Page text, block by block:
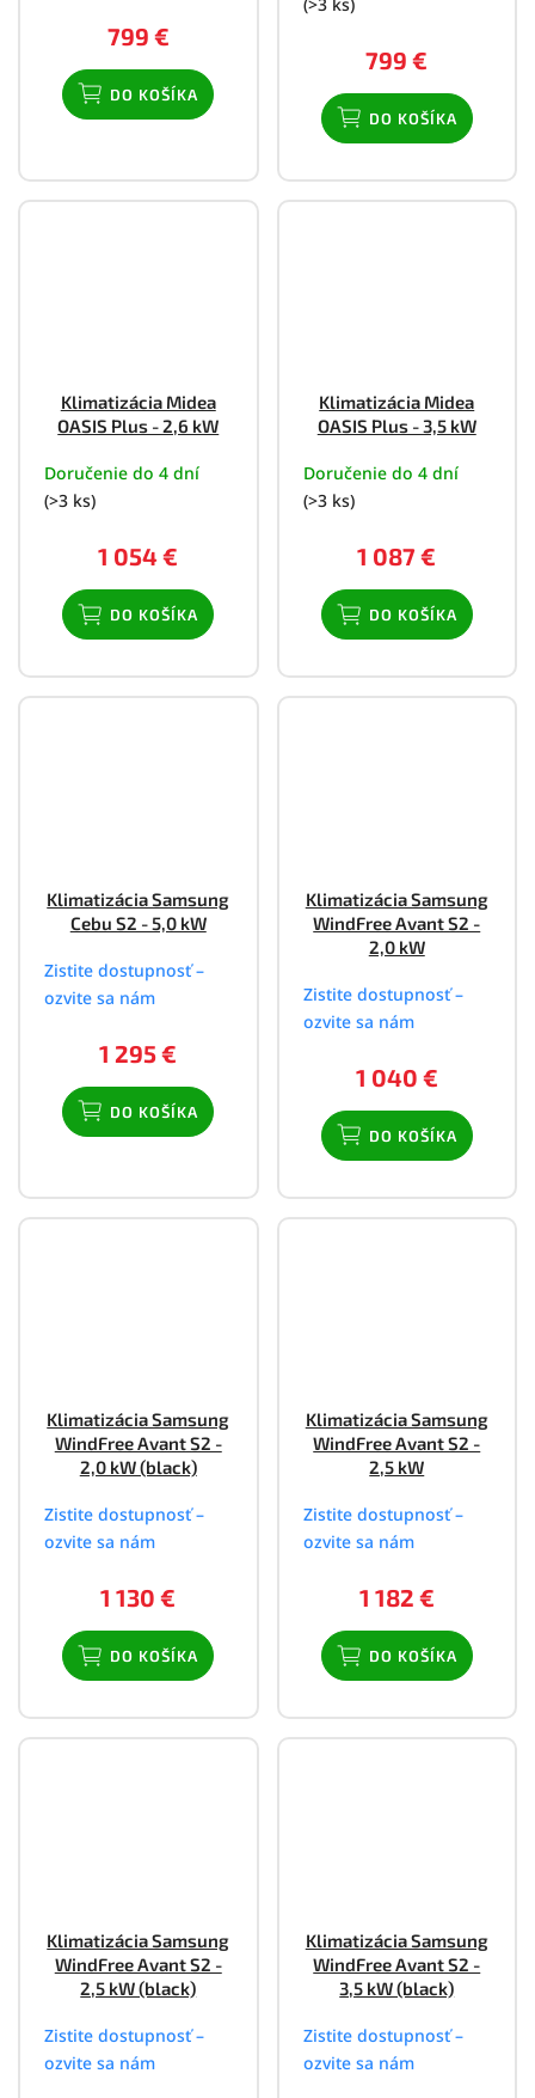
799 €
DO KOŠÍKA
799 €
DO KOŠÍKA
Klimatizácia Midea
OASIS Plus - 2,6 kW
Doručenie do 4 dní
(>3 ks)
1 054 €
DO KOŠÍKA
Klimatizácia Midea
OASIS Plus - 3,5 kW
Doručenie do 4 dní
(>3 ks)
1 087 €
DO KOŠÍKA
Klimatizácia Samsung
Cebu S2 - 5,0 kW
Zistite dostupnosť –
ozvite sa nám
1 295 €
DO KOŠÍKA
Klimatizácia Samsung
WindFree Avant S2 -
2,0 kW
Zistite dostupnosť –
ozvite sa nám
1 040 €
DO KOŠÍKA
Klimatizácia Samsung
WindFree Avant S2 -
2,0 kW (black)
Zistite dostupnosť –
ozvite sa nám
1 130 €
DO KOŠÍKA
Klimatizácia Samsung
WindFree Avant S2 -
2,5 kW
Zistite dostupnosť –
ozvite sa nám
1 182 €
DO KOŠÍKA
Klimatizácia Samsung
WindFree Avant S2 -
2,5 kW (black)
Zistite dostupnosť –
ozvite sa nám
Klimatizácia Samsung
WindFree Avant S2 -
3,5 kW (black)
Zistite dostupnosť –
ozvite sa nám